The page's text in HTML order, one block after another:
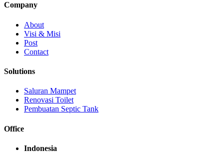
Company
About
Visi & Misi
Post
Contact
Solutions
Saluran Mampet
Renovasi Toilet
Pembuatan Septic Tank
Office
Indonesia